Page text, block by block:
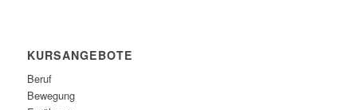
KURSANGEBOTE
Beruf
Bewegung